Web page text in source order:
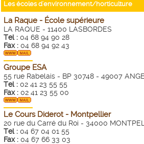
Les écoles d'environnement/horticulture
La Raque - École supérieure
LA RAQUE - 11400 LASBORDES
Tel : 04 68 94 90 28
Fax : 04 68 94 92 43
Groupe ESA
55 rue Rabelais - BP 30748 - 49007
Tel : 02 41 23 55 55
Fax : 02 41 23 55 00
Le Cours Diderot - Montpellier
20 rue du Carré du Roi - 34000
Tel : 04 67 04 01 55
Fax : 04 67 66 33 03